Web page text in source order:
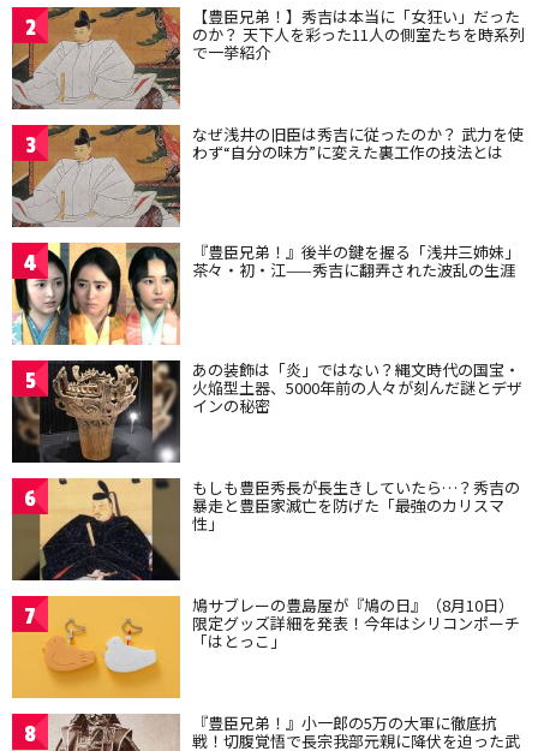
2 【豊臣兄弟！】秀吉は本当に「女狂い」だった
のか？ 天下人を彩った11人の側室たちを時系列
で一挙紹介
3 なぜ浅井の旧臣は秀吉に従ったのか？ 武力を使
わず“自分の味方”に変えた裏工作の技法とは
4 『豊臣兄弟！』後半の鍵を握る「浅井三姉妹」
茶々・初・江——秀吉に翻弄された波乱の生涯
5 あの装飾は「炎」ではない？縄文時代の国宝・
火焔型土器、5000年前の人々が刻んだ謎とデザ
インの秘密
6 もしも豊臣秀長が長生きしていたら…？秀吉の
暴走と豊臣家滅亡を防げた「最強のカリスマ
性」
7 鳩サブレーの豊島屋が『鳩の日』（8月10日）
限定グッズ詳細を発表！今年はシリコンポーチ
「はとっこ」
8 『豊臣兄弟！』小一郎の5万の大軍に徹底抗
戦！切腹覚悟で長宗我部元親に降伏を迫った武